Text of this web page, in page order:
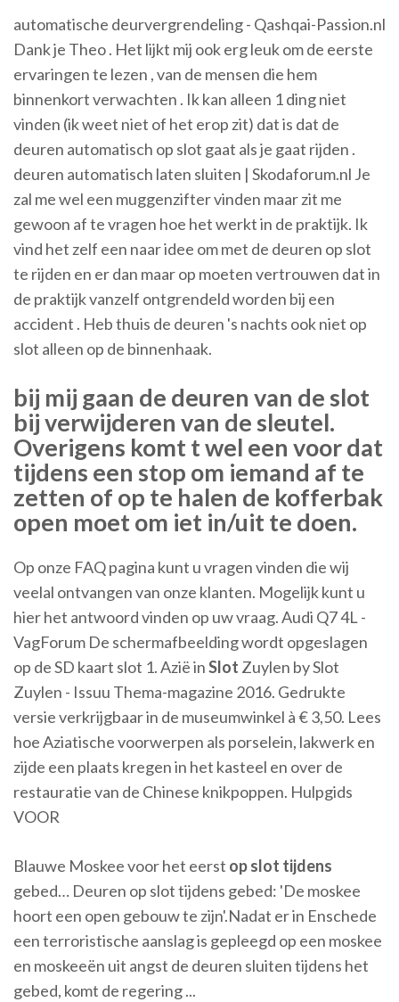
automatische deurvergrendeling - Qashqai-Passion.nl
Dank je Theo . Het lijkt mij ook erg leuk om de eerste
ervaringen te lezen , van de mensen die hem
binnenkort verwachten . Ik kan alleen 1 ding niet
vinden (ik weet niet of het erop zit) dat is dat de
deuren automatisch op slot gaat als je gaat rijden .
deuren automatisch laten sluiten | Skodaforum.nl Je
zal me wel een muggenzifter vinden maar zit me
gewoon af te vragen hoe het werkt in de praktijk. Ik
vind het zelf een naar idee om met de deuren op slot
te rijden en er dan maar op moeten vertrouwen dat in
de praktijk vanzelf ontgrendeld worden bij een
accident . Heb thuis de deuren 's nachts ook niet op
slot alleen op de binnenhaak.
bij mij gaan de deuren van de slot
bij verwijderen van de sleutel.
Overigens komt t wel een voor dat
tijdens een stop om iemand af te
zetten of op te halen de kofferbak
open moet om iet in/uit te doen.
Op onze FAQ pagina kunt u vragen vinden die wij
veelal ontvangen van onze klanten. Mogelijk kunt u
hier het antwoord vinden op uw vraag.Audi Q7 4L -
VagForum De schermafbeelding wordt opgeslagen
op de SD kaart slot 1.Azië inSlot Zuylen by Slot
Zuylen - Issuu Thema-magazine 2016. Gedrukte
versie verkrijgbaar in de museumwinkel à € 3,50. Lees
hoe Aziatische voorwerpen als porselein, lakwerk en
zijde een plaats kregen in het kasteel en over de
restauratie van de Chinese knikpoppen. Hulpgids
VOOR
Blauwe Moskee voor het eerst opslot tijdens
gebed… Deuren op slot tijdens gebed: 'De moskee
hoort een open gebouw te zijn'.Nadat er in Enschede
een terroristische aanslag is gepleegd op een moskee
en moskeeën uit angst de deuren sluiten tijdens het
gebed, komt de regering ...